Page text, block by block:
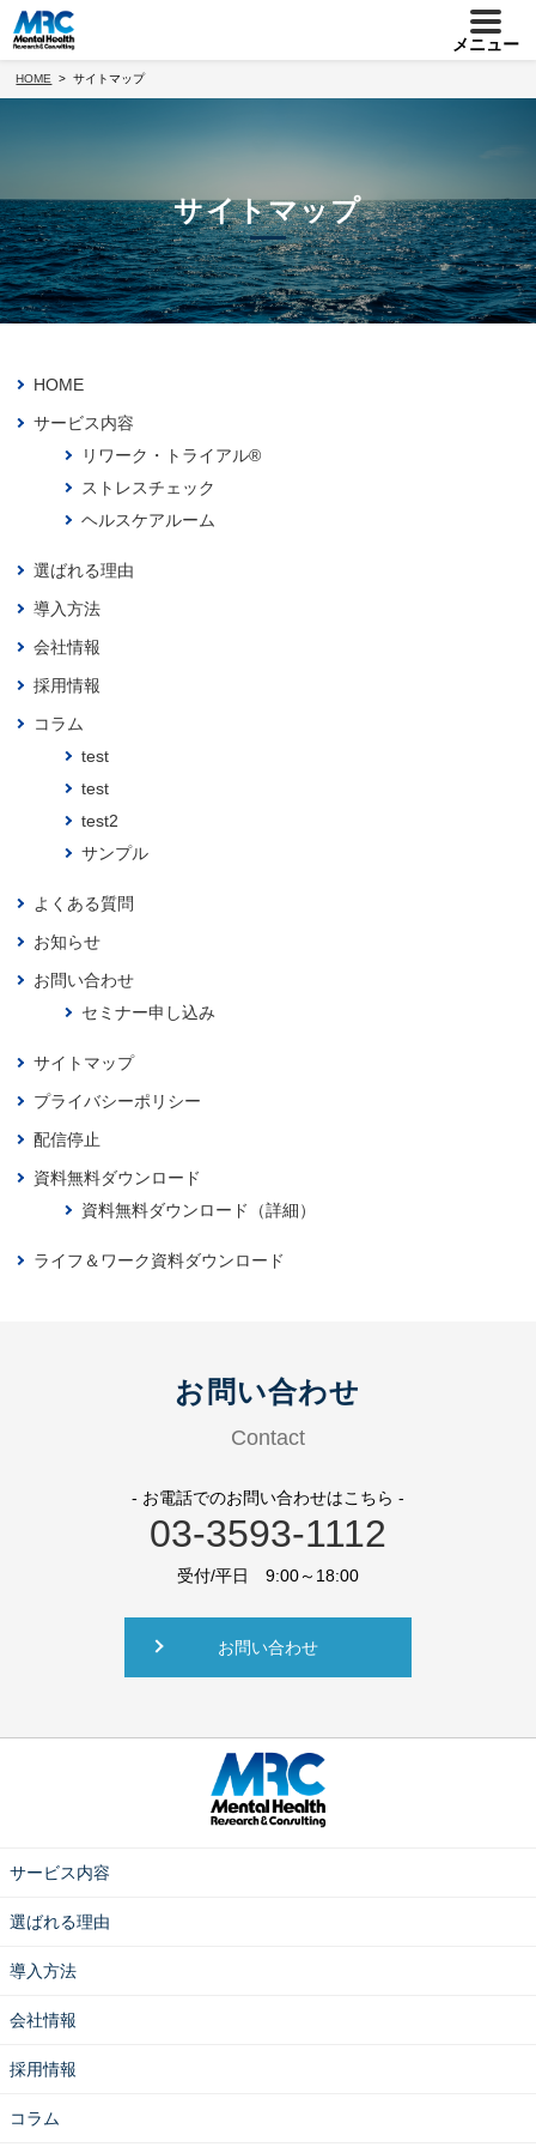
メニュー
HOME サイトマップ
サイトマップ
HOME
サービス内容
リワーク・トライアル®
ストレスチェック
ヘルスケアルーム
選ばれる理由
導入方法
会社情報
採用情報
コラム
test
test
test2
サンプル
よくある質問
お知らせ
お問い合わせ
セミナー申し込み
サイトマップ
プライバシーポリシー
配信停止
資料無料ダウンロード
資料無料ダウンロード（詳細）
ライフ＆ワーク資料ダウンロード
お問い合わせ
Contact
- お電話でのお問い合わせはこちら -
03-3593-1112
受付/平日 9:00～18:00
お問い合わせ
サービス内容
選ばれる理由
導入方法
会社情報
採用情報
コラム